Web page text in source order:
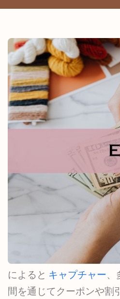
によると キャプチャー、
間を通じてクーポンや割